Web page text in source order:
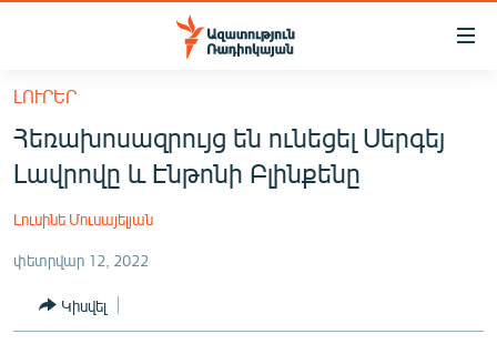
Մատչելիության
հիմնական
բովանդակությանը
Անցնել
հիմնական
մենյուին
ՀԱՅԱՍՏԱՆ
ՔԱՂԱՔԱԿԱՆ
ԸՆՏՐՈՒԹՅՈՒՆՆԵՐ 2026
ԻՐԱՎՈՒՆՔ
ՀԱՍԱՐԱԿՈՒԹՅՈՒՆ
ԼՈՒՐԵՐ
Հեռախոսազրույց են ունեցել Սերգեյ
Լավրովը և Էնթոնի Բլինքենը
Լուսինե Մուսայելյան
փետրվար 12, 2022
Կիսվել